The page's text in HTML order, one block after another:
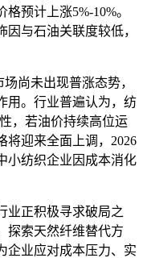
预计上涨5%-10%。
与石油关联度较低，
尚未出现普涨态势，
用。行业普遍认为，纺
，若油价持续高位运
将迎来全面上调，2026
小纺织企业因成本消化
业正积极寻求破局之
探索天然纤维替代方
企业应对成本压力、实